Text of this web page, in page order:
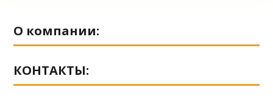
О компании:
КОНТАКТЫ: